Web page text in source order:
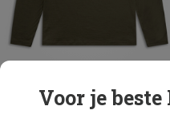
M L
Voor je